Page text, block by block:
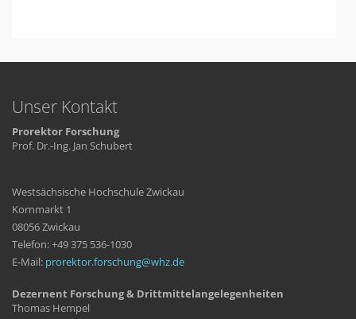
Unser Kontakt
Prorektor Forschung
Prof. Dr.-Ing. Jan Schubert
Westsächsische Hochschule Zwickau
Kornmarkt 1
08056 Zwickau
Telefon: +49 375 536-1030
E-Mail: prorektor.forschung whzde
Dezernent Forschung & Drittmittelangelegenheiten
Thomas Hempel